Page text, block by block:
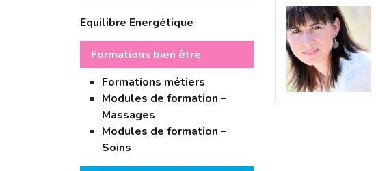
Equilibre Energétique
Formations bien être
Formations métiers
Modules de formation –
Massages
Modules de formation –
Soins